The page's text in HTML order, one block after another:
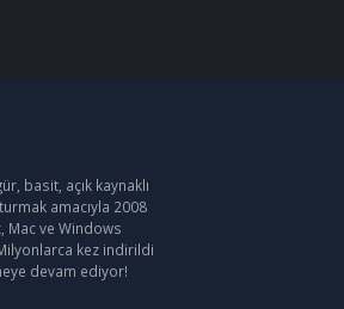
basit, açık kaynaklı
amacıyla 2008
Mac ve Windows
kez indirildi
devam ediyor!